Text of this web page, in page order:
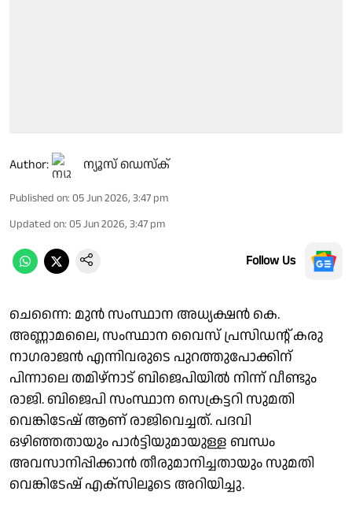
Author: ന്യൂസ് ഡെസ്ക്
Published on: 05 Jun 2026, 3:47 pm
Updated on: 05 Jun 2026, 3:47 pm
Follow Us
ചെന്നൈ: മുന്‍ സംസ്ഥാന അധ്യക്ഷന്‍ കെ.
അണ്ണാമലൈ, സംസ്ഥാന വൈസ് പ്രസിഡന്റ് കരു
നാഗരാജന്‍ എന്നിവരുടെ പുറത്തുപോക്കിന്
പിന്നാലെ തമിഴ്നാട് ബിജെപിയില്‍ നിന്ന് വീണ്ടും
രാജി. ബിജെപി സംസ്ഥാന സെക്രട്ടറി സുമതി
വെങ്കിടേഷ് ആണ് രാജിവെച്ചത്. പദവി
ഒഴിഞ്ഞതായും പാര്‍ട്ടിയുമായുള്ള ബന്ധം
അവസാനിപ്പിക്കാന്‍ തീരുമാനിച്ചതായും സുമതി
വെങ്കിടേഷ് എക്‌സിലൂടെ അറിയിച്ചു.